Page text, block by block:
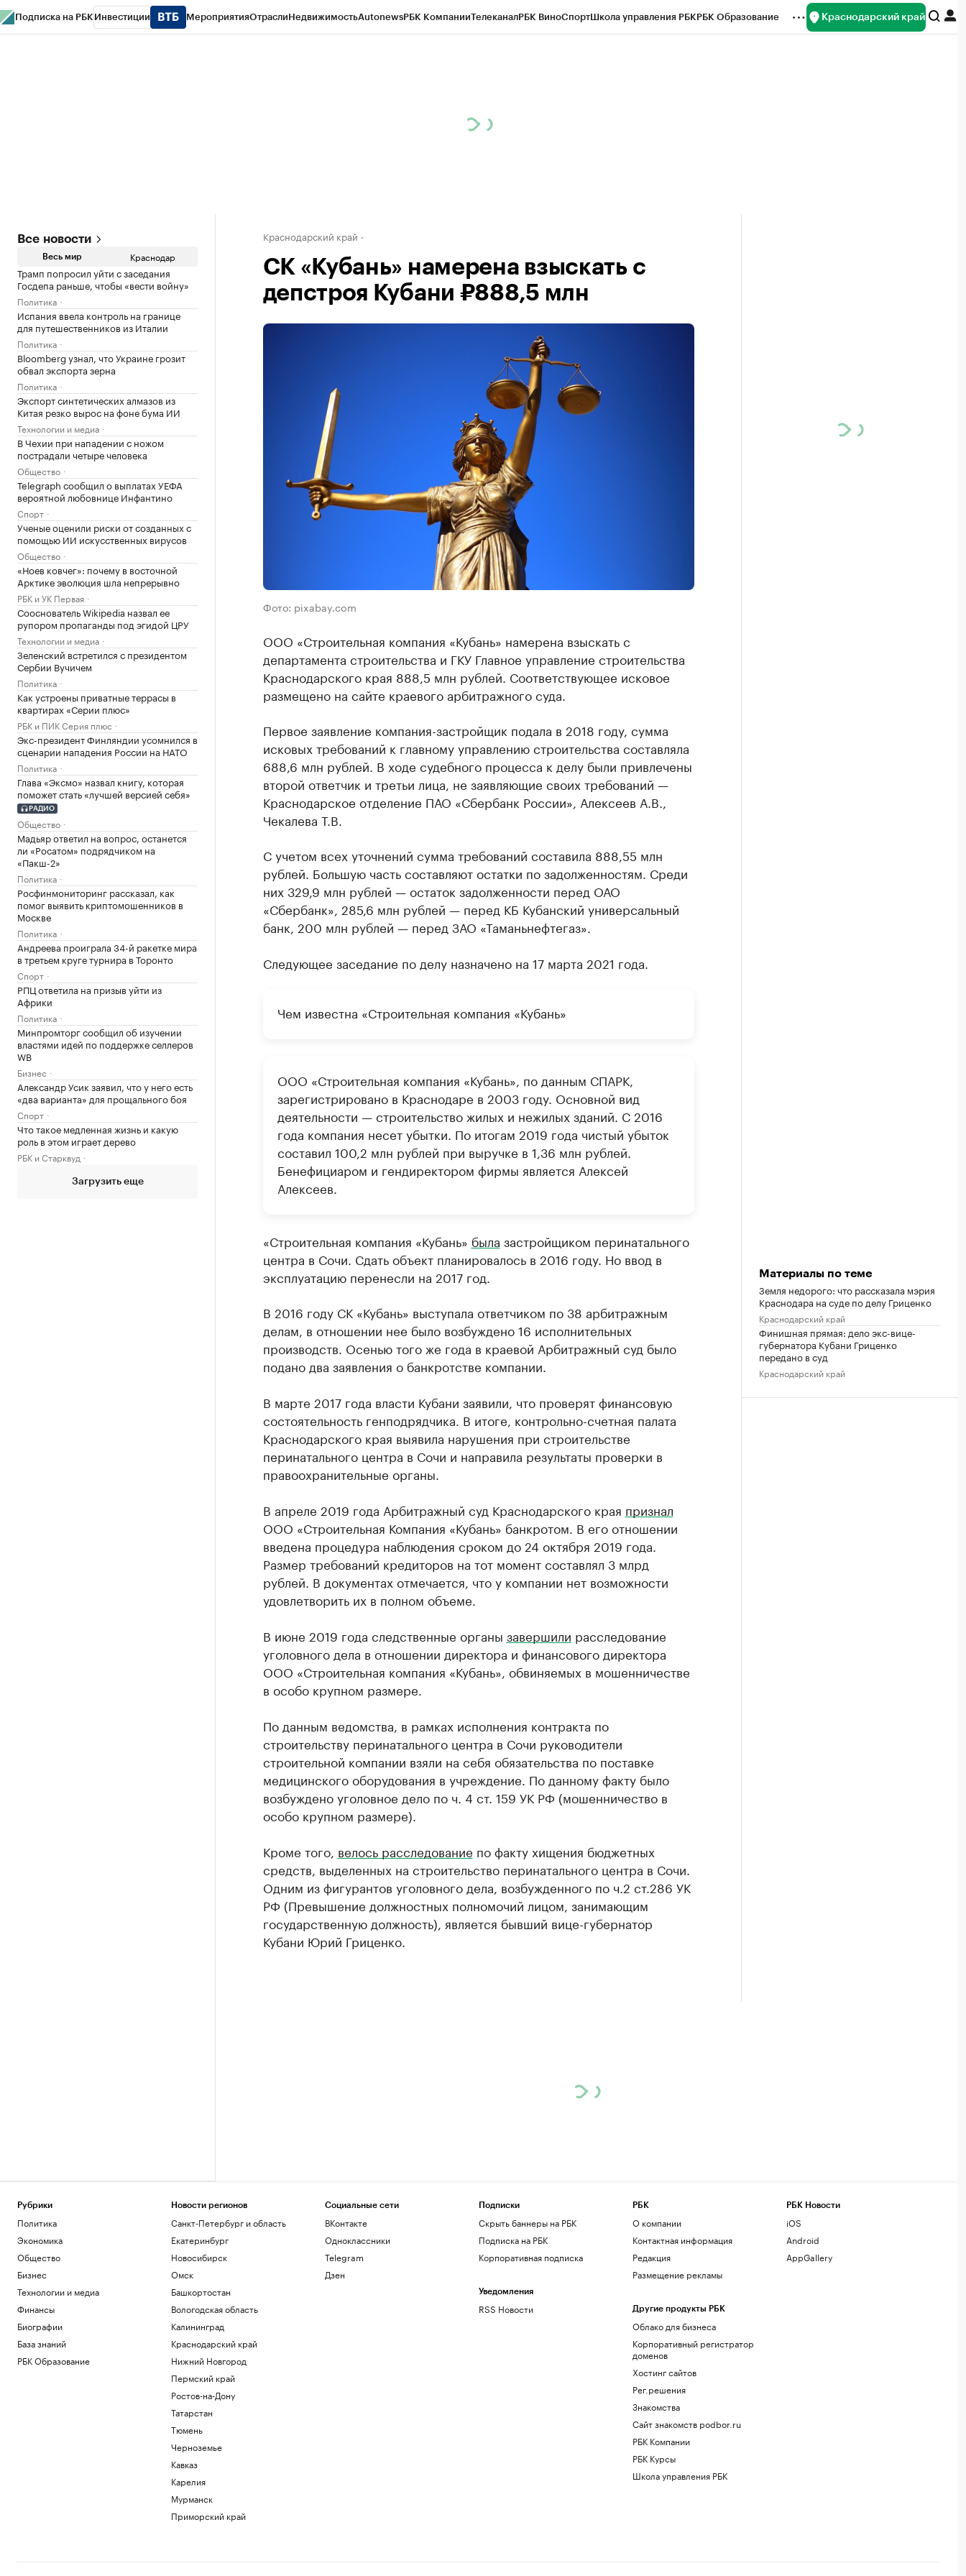
Подписка на РБК Инвестиции МероприятияОтраслиНедвижимостьAutonewsРБК КомпанииТелеканалРБК ВиноСпортШкола управления РБКРБК Образование Краснодарский край
Все новости
Весь мир Краснодар
Трамп попросил уйти с заседания
Госдепа раньше, чтобы «вести войну»
Политика
Испания ввела контроль на границе
для путешественников из Италии
Политика
Bloomberg узнал, что Украине грозит
обвал экспорта зерна
Политика
Экспорт синтетических алмазов из
Китая резко вырос на фоне бума ИИ
Технологии и медиа
В Чехии при нападении с ножом
пострадали четыре человека
Общество
Telegraph сообщил о выплатах УЕФА
вероятной любовнице Инфантино
Спорт
Ученые оценили риски от созданных с
помощью ИИ искусственных вирусов
Общество
«Ноев ковчег»: почему в восточной
Арктике эволюция шла непрерывно
РБК и УК Первая
Сооснователь Wikipedia назвал ее
рупором пропаганды под эгидой ЦРУ
Технологии и медиа
Зеленский встретился с президентом
Сербии Вучичем
Политика
Как устроены приватные террасы в
квартирах «Серии плюс»
РБК и ПИК Серия плюс
Экс-президент Финляндии усомнился в
сценарии нападения России на НАТО
Политика
Глава «Эксмо» назвал книгу, которая
поможет стать «лучшей версией себя»
РАДИО
Общество
Мадьяр ответил на вопрос, останется
ли «Росатом» подрядчиком на
«Пакш-2»
Политика
Росфинмониторинг рассказал, как
помог выявить криптомошенников в
Москве
Политика
Андреева проиграла 34-й ракетке мира
в третьем круге турнира в Торонто
Спорт
РПЦ ответила на призыв уйти из
Африки
Политика
Минпромторг сообщил об изучении
властями идей по поддержке селлеров
WB
Бизнес
Александр Усик заявил, что у него есть
«два варианта» для прощального боя
Спорт
Что такое медленная жизнь и какую
роль в этом играет дерево
РБК и Старквуд
Загрузить еще
Краснодарский край
СК «Кубань» намерена взыскать с
депстроя Кубани ₽888,5 млн
Фото: pixabay.com
ООО «Строительная компания «Кубань» намерена взыскать с
департамента строительства и ГКУ Главное управление строительства
Краснодарского края 888,5 млн рублей. Соответствующее исковое
размещено на сайте краевого арбитражного суда.
Первое заявление компания-застройщик подала в 2018 году, сумма
исковых требований к главному управлению строительства составляла
688,6 млн рублей. В ходе судебного процесса к делу были привлечены
второй ответчик и третьи лица, не заявляющие своих требований —
Краснодарское отделение ПАО «Сбербанк России», Алексеев А.В.,
Чекалева Т.В.
С учетом всех уточнений сумма требований составила 888,55 млн
рублей. Большую часть составляют остатки по задолженностям. Среди
них 329,9 млн рублей — остаток задолженности перед ОАО
«Сбербанк», 285,6 млн рублей — перед КБ Кубанский универсальный
банк, 200 млн рублей — перед ЗАО «Таманьнефтегаз».
Следующее заседание по делу назначено на 17 марта 2021 года.
Чем известна «Строительная компания «Кубань»
ООО «Строительная компания «Кубань», по данным СПАРК,
зарегистрировано в Краснодаре в 2003 году. Основной вид
деятельности — строительство жилых и нежилых зданий. С 2016
года компания несет убытки. По итогам 2019 года чистый убыток
составил 100,2 млн рублей при выручке в 1,36 млн рублей.
Бенефициаром и гендиректором фирмы является Алексей
Алексеев.
«Строительная компания «Кубань» была застройщиком перинатального
центра в Сочи. Сдать объект планировалось в 2016 году. Но ввод в
эксплуатацию перенесли на 2017 год.
В 2016 году СК «Кубань» выступала ответчиком по 38 арбитражным
делам, в отношении нее было возбуждено 16 исполнительных
производств. Осенью того же года в краевой Арбитражный суд было
подано два заявления о банкротстве компании.
В марте 2017 года власти Кубани заявили, что проверят финансовую
состоятельность генподрядчика. В итоге, контрольно-счетная палата
Краснодарского края выявила нарушения при строительстве
перинатального центра в Сочи и направила результаты проверки в
правоохранительные органы.
В апреле 2019 года Арбитражный суд Краснодарского края признал
ООО «Строительная Компания «Кубань» банкротом. В его отношении
введена процедура наблюдения сроком до 24 октября 2019 года.
Размер требований кредиторов на тот момент составлял 3 млрд
рублей. В документах отмечается, что у компании нет возможности
удовлетворить их в полном объеме.
В июне 2019 года следственные органы завершили расследование
уголовного дела в отношении директора и финансового директора
ООО «Строительная компания «Кубань», обвиняемых в мошенничестве
в особо крупном размере.
По данным ведомства, в рамках исполнения контракта по
строительству перинатального центра в Сочи руководители
строительной компании взяли на себя обязательства по поставке
медицинского оборудования в учреждение. По данному факту было
возбуждено уголовное дело по ч. 4 ст. 159 УК РФ (мошенничество в
особо крупном размере).
Кроме того, велось расследование по факту хищения бюджетных
средств, выделенных на строительство перинатального центра в Сочи.
Одним из фигурантов уголовного дела, возбужденного по ч.2 ст.286 УК
РФ (Превышение должностных полномочий лицом, занимающим
государственную должность), является бывший вице-губернатор
Кубани Юрий Гриценко.
Материалы по теме
Земля недорого: что рассказала мэрия
Краснодара на суде по делу Гриценко
Краснодарский край
Финишная прямая: дело экс-вице-
губернатора Кубани Гриценко
передано в суд
Краснодарский край
Рубрики
Политика
Экономика
Общество
Бизнес
Технологии и медиа
Финансы
Биографии
База знаний
РБК Образование
Новости регионов
Санкт-Петербург и область
Екатеринбург
Новосибирск
Омск
Башкортостан
Вологодская область
Калининград
Краснодарский край
Нижний Новгород
Пермский край
Ростов-на-Дону
Татарстан
Тюмень
Черноземье
Кавказ
Карелия
Мурманск
Приморский край
Социальные сети
ВКонтакте
Одноклассники
Telegram
Дзен
Подписки
Скрыть баннеры на РБК
Подписка на РБК
Корпоративная подписка
Уведомления
RSS Новости
РБК
О компании
Контактная информация
Редакция
Размещение рекламы
Другие продукты РБК
Облако для бизнеса
Корпоративный регистратор
доменов
Хостинг сайтов
Рег.решения
Знакомства
Сайт знакомств podbor.ru
РБК Компании
РБК Курсы
Школа управления РБК
РБК Новости
iOS
Android
AppGallery